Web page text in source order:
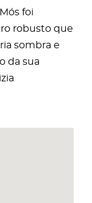
foi
robusto que
sombra e
da sua